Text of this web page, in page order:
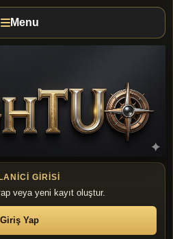
Menu
GIRISI
veya yeni kayıt oluştur.
Giriş Yap